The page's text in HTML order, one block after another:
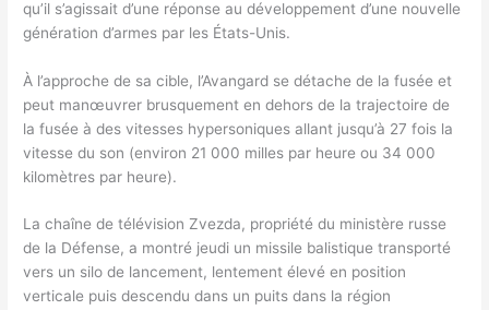
qu’il s’agissait d’une réponse au développement d’une nouvelle
génération d’armes par les États-Unis.
À l’approche de sa cible, l’Avangard se détache de la fusée et
peut manœuvrer brusquement en dehors de la trajectoire de
la fusée à des vitesses hypersoniques allant jusqu’à 27 fois la
vitesse du son (environ 21 000 milles par heure ou 34 000
kilomètres par heure).
La chaîne de télévision Zvezda, propriété du ministère russe
de la Défense, a montré jeudi un missile balistique transporté
vers un silo de lancement, lentement élevé en position
verticale puis descendu dans un puits dans la région